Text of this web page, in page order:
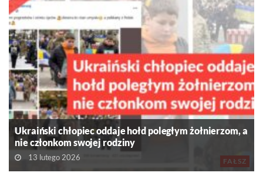
FAŁSZ
Ukraiński chłopiec oddaje hołd poległym żołnierzom, a
nie członkom swojej rodziny
13 lutego 2026